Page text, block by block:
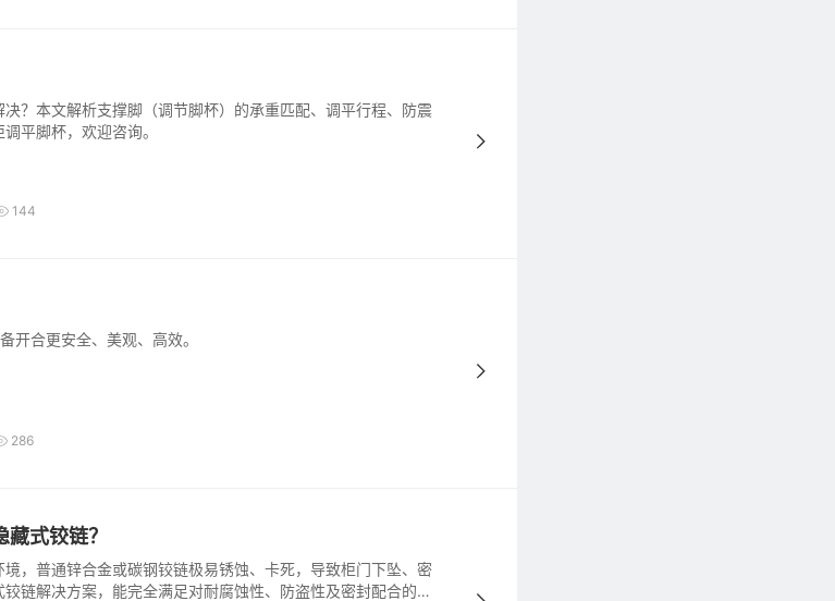
？本文解析支撑脚（调节脚杯）的承重匹配、调平行程、防震
平脚杯，欢迎咨询。
144
开合更安全、美观、高效。
286
式铰链？
，普通锌合金或碳钢铰链极易锈蚀、卡死，导致柜门下坠、密
链解决方案，能完全满足对耐腐蚀性、防盗性及密封配合的严